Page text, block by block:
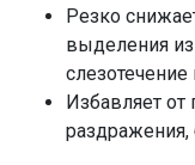
Резко
выделения из
слезотечение
Избавляет от
раздражения,